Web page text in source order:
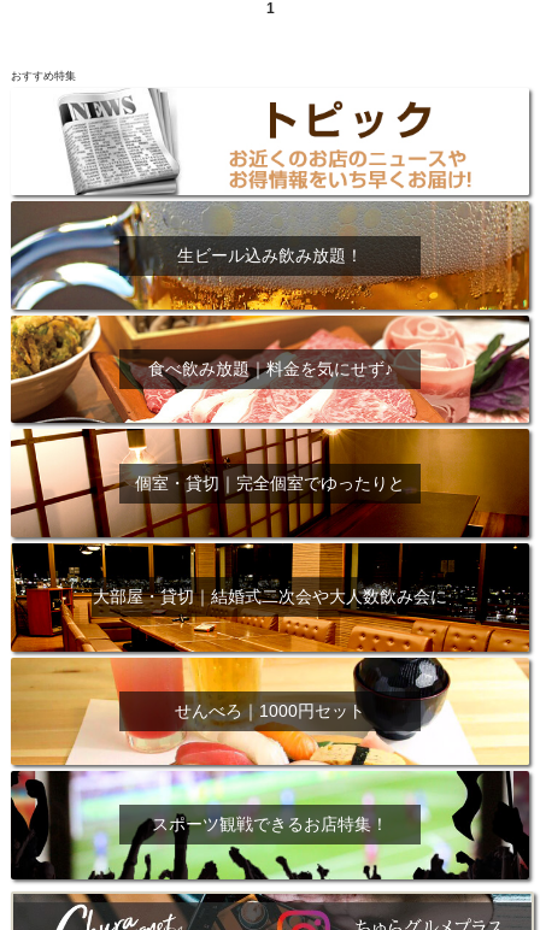
1
おすすめ特集
生ビール込み飲み放題！
食べ飲み放題｜料金を気にせず♪
個室・貸切｜完全個室でゆったりと
大部屋・貸切｜結婚式二次会や大人数飲み会に
せんべろ｜1000円セット
スポーツ観戦できるお店特集！